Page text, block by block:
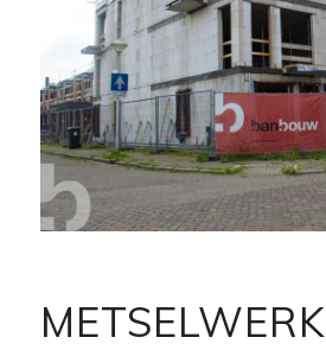
METSELWERK